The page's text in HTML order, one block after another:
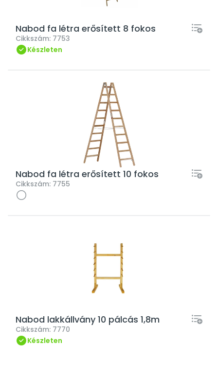
Nabod fa létra erősített 8 fokos
Cikkszám: 7753
Készleten
Nabod fa létra erősített 10 fokos
Cikkszám: 7755
Nabod lakkállvány 10 pálcás 1,8m
Cikkszám: 7770
Készleten